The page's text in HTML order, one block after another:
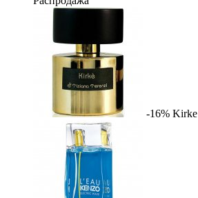
-16% Kirke